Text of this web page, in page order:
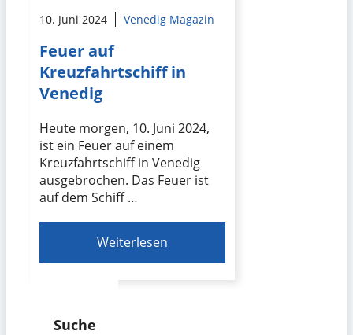
10. Juni 2024 Venedig Magazin
Feuer auf
Kreuzfahrtschiff in
Venedig
Heute morgen, 10. Juni 2024,
ist ein Feuer auf einem
Kreuzfahrtschiff in Venedig
ausgebrochen. Das Feuer ist
auf dem Schiff …
Weiterlesen
Suche